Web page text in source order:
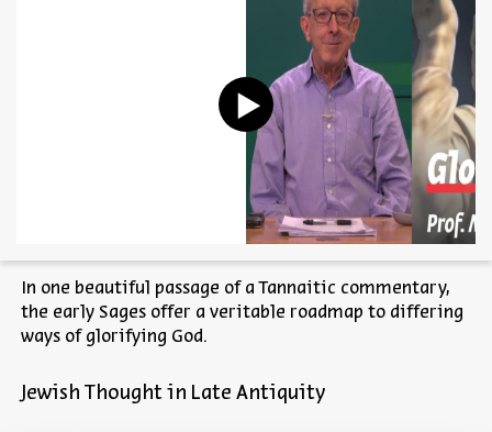
In one beautiful passage of a Tannaitic commentary,
the early Sages offer a veritable roadmap to differing
ways of glorifying God.
Jewish Thought in Late Antiquity
Register